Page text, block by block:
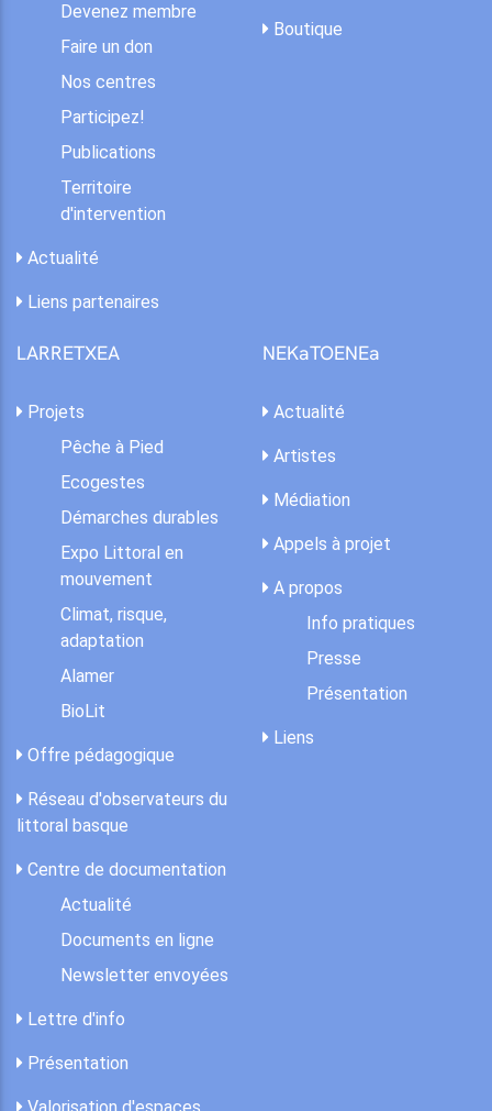
Devenez membre
Faire un don
Nos centres
Participez!
Publications
Territoire
d'intervention
Actualité
Liens partenaires
Boutique
LARRETXEA
Projets
Pêche à Pied
Ecogestes
Démarches durables
Expo Littoral en
mouvement
Climat, risque,
adaptation
Alamer
BioLit
Offre pédagogique
Réseau d'observateurs du
littoral basque
Centre de documentation
Actualité
Documents en ligne
Newsletter envoyées
Lettre d'info
Présentation
NEKaTOENEa
Actualité
Artistes
Médiation
Appels à projet
A propos
Info pratiques
Presse
Présentation
Liens